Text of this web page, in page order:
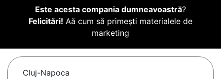
Este acesta compania dumneavoastră?
Felicitări! Aă cum să primești materialele de
marketing
Cluj-Napoca